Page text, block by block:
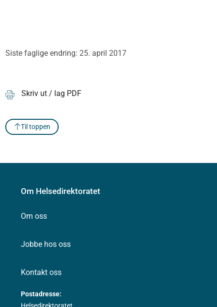
Siste faglige endring: 25. april 2017
Skriv ut / lag PDF
Til toppen
Om Helsedirektoratet
Om oss
Jobbe hos oss
Kontakt oss
Postadresse:
Helsedirektoratet